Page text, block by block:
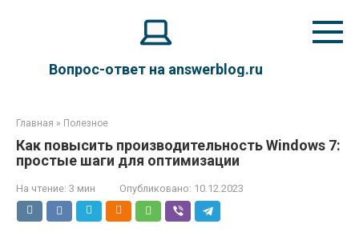
Вопрос-ответ на answerblog.ru
Главная » Полезное
Как повысить производительность Windows 7:
простые шаги для оптимизации
На чтение: 3 мин Опубликовано: 10.12.2023